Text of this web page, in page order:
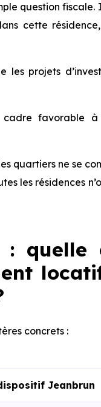
question fiscale.
cette
les projets
cadre favorable
quartiers ne se
les résidences
: quelle
concrets :
Jeanbrun